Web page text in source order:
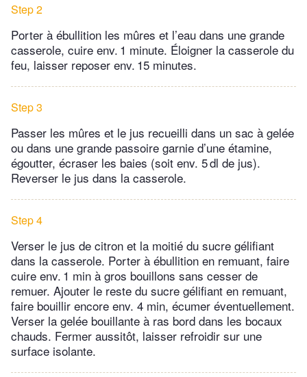
Step 2
Porter à ébullition les mûres et l’eau dans une grande
casserole, cuire env. 1 minute. Éloigner la casserole du
feu, laisser reposer env. 15 minutes.
Step 3
Passer les mûres et le jus recueilli dans un sac à gelée
ou dans une grande passoire garnie d’une étamine,
égoutter, écraser les baies (soit env. 5 dl de jus).
Reverser le jus dans la casserole.
Step 4
Verser le jus de citron et la moitié du sucre gélifiant
dans la casserole. Porter à ébullition en remuant, faire
cuire env. 1 min à gros bouillons sans cesser de
remuer. Ajouter le reste du sucre gélifiant en remuant,
faire bouillir encore env. 4 min, écumer éventuellement.
Verser la gelée bouillante à ras bord dans les bocaux
chauds. Fermer aussitôt, laisser refroidir sur une
surface isolante.